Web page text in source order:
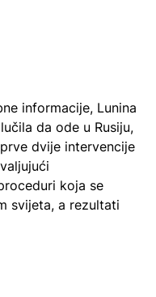
informacije, Lunina
da ode u Rusiju,
dvije intervencije
koja se
svijeta, a rezultati